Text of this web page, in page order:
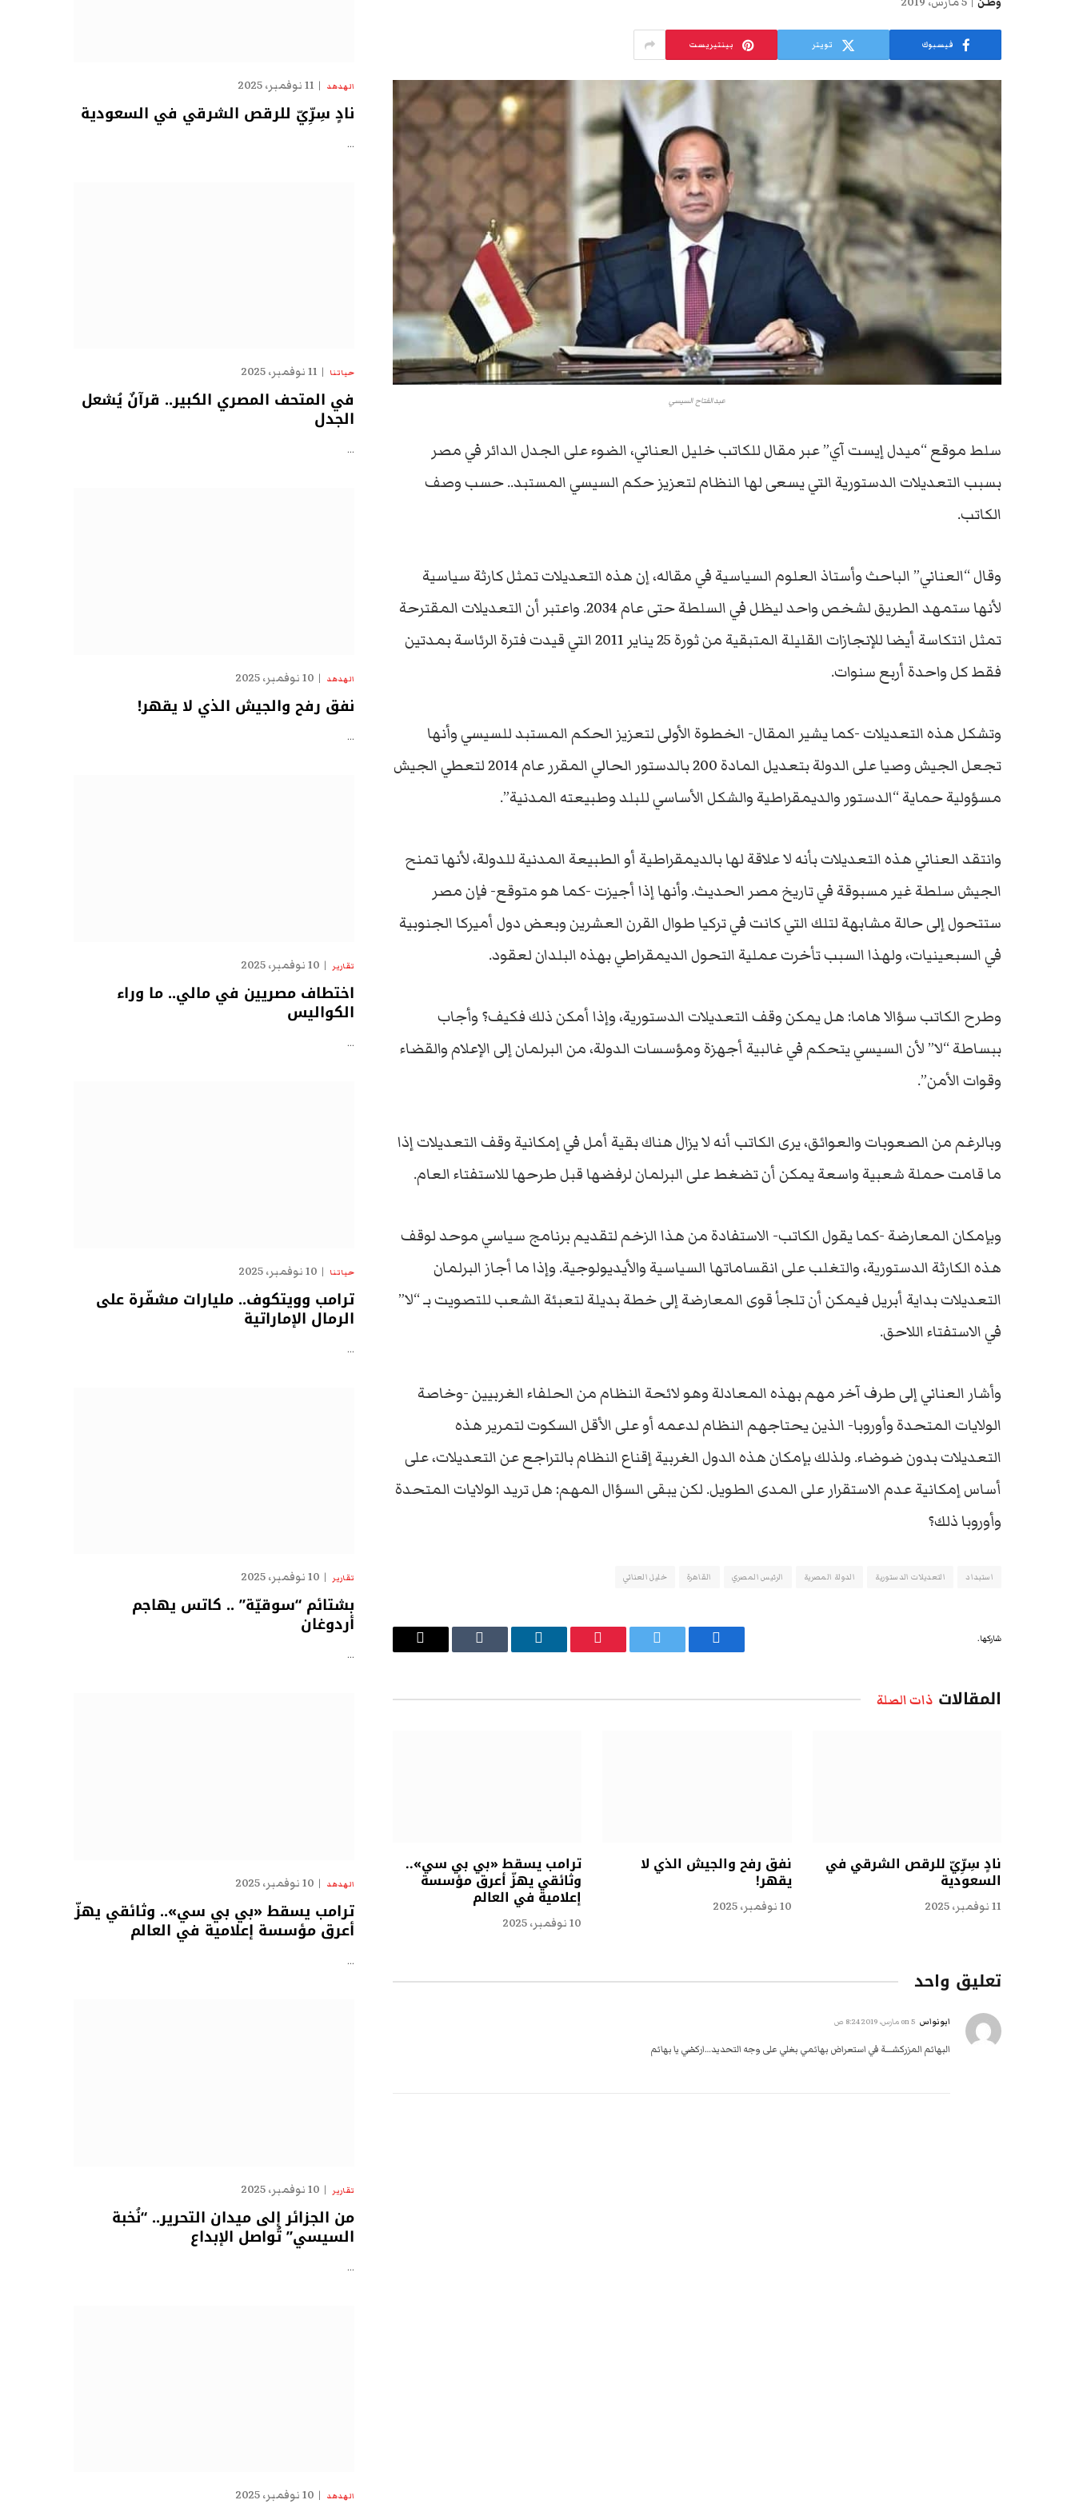
فيسبوك تويتر بينتيريست
عبدالفتاح السيسي
سلط موقع “ميدل إيست آي” عبر مقال للكاتب خليل العناني، الضوء على الجدل الدائر في مصر
بسبب التعديلات الدستورية التي يسعى لها النظام لتعزيز حكم السيسي المستبد.. حسب وصف
الكاتب.
وقال “العناني” الباحث وأستاذ العلوم السياسية في مقاله، إن هذه التعديلات تمثل كارثة سياسية
لأنها ستمهد الطريق لشخص واحد ليظل في السلطة حتى عام 2034. واعتبر أن التعديلات المقترحة
تمثل انتكاسة أيضا للإنجازات القليلة المتبقية من ثورة 25 يناير 2011 التي قيدت فترة الرئاسة بمدتين
فقط كل واحدة أربع سنوات.
وتشكل هذه التعديلات -كما يشير المقال- الخطوة الأولى لتعزيز الحكم المستبد للسيسي وأنها
تجعل الجيش وصيا على الدولة بتعديل المادة 200 بالدستور الحالي المقرر عام 2014 لتعطي الجيش
مسؤولية حماية “الدستور والديمقراطية والشكل الأساسي للبلد وطبيعته المدنية”.
وانتقد العناني هذه التعديلات بأنه لا علاقة لها بالديمقراطية أو الطبيعة المدنية للدولة، لأنها تمنح
الجيش سلطة غير مسبوقة في تاريخ مصر الحديث. وأنها إذا أجيزت -كما هو متوقع- فإن مصر
ستتحول إلى حالة مشابهة لتلك التي كانت في تركيا طوال القرن العشرين وبعض دول أميركا الجنوبية
في السبعينيات، ولهذا السبب تأخرت عملية التحول الديمقراطي بهذه البلدان لعقود.
وطرح الكاتب سؤالا هاما: هل يمكن وقف التعديلات الدستورية، وإذا أمكن ذلك فكيف؟ وأجاب
ببساطة “لا” لأن السيسي يتحكم في غالبية أجهزة ومؤسسات الدولة، من البرلمان إلى الإعلام والقضاء
وقوات الأمن”.
وبالرغم من الصعوبات والعوائق، يرى الكاتب أنه لا يزال هناك بقية أمل في إمكانية وقف التعديلات إذا
ما قامت حملة شعبية واسعة يمكن أن تضغط على البرلمان لرفضها قبل طرحها للاستفتاء العام.
وبإمكان المعارضة -كما يقول الكاتب- الاستفادة من هذا الزخم لتقديم برنامج سياسي موحد لوقف
هذه الكارثة الدستورية، والتغلب على انقساماتها السياسية والأيديولوجية. وإذا ما أجاز البرلمان
التعديلات بداية أبريل فيمكن أن تلجأ قوى المعارضة إلى خطة بديلة لتعبئة الشعب للتصويت بـ “لا”
في الاستفتاء اللاحق.
وأشار العناني إلى طرف آخر مهم بهذه المعادلة وهو لائحة النظام من الحلفاء الغربيين -وخاصة
الولايات المتحدة وأوروبا- الذين يحتاجهم النظام لدعمه أو على الأقل السكوت لتمرير هذه
التعديلات بدون ضوضاء. ولذلك بإمكان هذه الدول الغربية إقناع النظام بالتراجع عن التعديلات، على
أساس إمكانية عدم الاستقرار على المدى الطويل. لكن يبقى السؤال المهم: هل تريد الولايات المتحدة
وأوروبا ذلك؟
استبداد التعديلات الدستورية الدولة المصرية الرئيس المصري القاهرة خليل العناني
شاركها.
فيسبوك تويتر بينتيريست لينكدإن Tumblr
البريد
المقالات ذات الصلة
نادٍ سِرِّيّ للرقص الشرقي في
السعودية
11 نوفمبر، 2025
نفق رفح والجيش الذي لا
يقهر!
10 نوفمبر، 2025
ترامب يسقط «بي بي سي»..
وثائقي يهزّ أعرق مؤسسة
إعلامية في العالم
10 نوفمبر، 2025
تعليق واحد
ابونواس 5 مارس، 2019 8:24 ص
البهائم المزركشــــة في استعراض بهائمي بغلي على وجه التحديد…اركضي يا بهائم
الهدهد 11 نوفمبر، 2025
نادٍ سِرِّيّ للرقص الشرقي في السعودية
…
حياتنا 11 نوفمبر، 2025
في المتحف المصري الكبير.. قرآنٌ يُشعل
الجدل
…
الهدهد 10 نوفمبر، 2025
نفق رفح والجيش الذي لا يقهر!
…
تقارير 10 نوفمبر، 2025
اختطاف مصريين في مالي.. ما وراء
الكواليس
…
حياتنا 10 نوفمبر، 2025
ترامب وويتكوف.. مليارات مشفّرة على
الرمال الإماراتية
…
تقارير 10 نوفمبر، 2025
بشتائم “سوقيّة” .. كاتس يهاجم
أردوغان
…
الهدهد 10 نوفمبر، 2025
ترامب يسقط «بي بي سي».. وثائقي يهزّ
أعرق مؤسسة إعلامية في العالم
…
تقارير 10 نوفمبر، 2025
من الجزائر إلى ميدان التحرير.. “نُخبة
السيسي” تُواصل الإبداع
…
الهدهد 10 نوفمبر، 2025